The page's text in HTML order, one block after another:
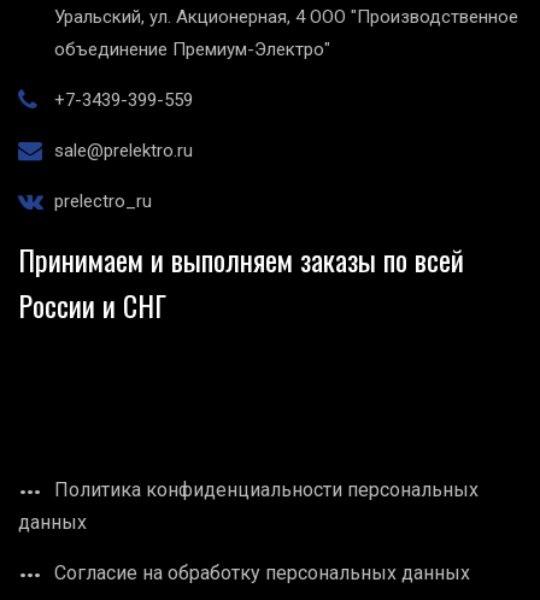
Уральский, ул. Акционерная, 4 ООО "Производственное
объединение Премиум-Электро"
+7-3439-399-559
sale@prelektro.ru
prelectro_ru
Принимаем и выполняем заказы по всей
России и СНГ
Политика конфиденциальности персональных
данных
Согласие на обработку персональных данных